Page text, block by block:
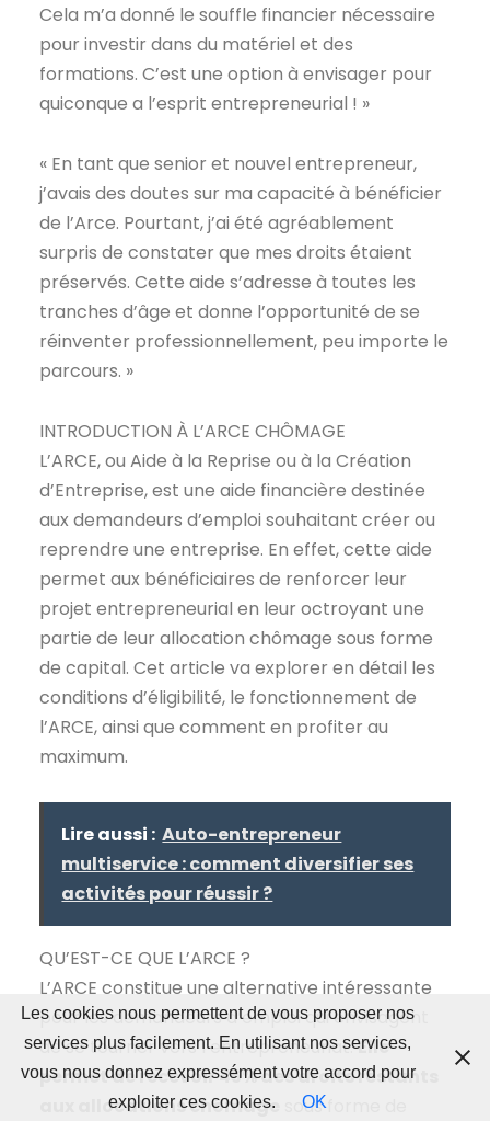
Cela m’a donné le souffle financier nécessaire
pour investir dans du matériel et des
formations. C’est une option à envisager pour
quiconque a l’esprit entrepreneurial ! »
« En tant que senior et nouvel entrepreneur,
j’avais des doutes sur ma capacité à bénéficier
de l’Arce. Pourtant, j’ai été agréablement
surpris de constater que mes droits étaient
préservés. Cette aide s’adresse à toutes les
tranches d’âge et donne l’opportunité de se
réinventer professionnellement, peu importe le
parcours. »
INTRODUCTION À L’ARCE CHÔMAGE
L’ARCE, ou Aide à la Reprise ou à la Création
d’Entreprise, est une aide financière destinée
aux demandeurs d’emploi souhaitant créer ou
reprendre une entreprise. En effet, cette aide
permet aux bénéficiaires de renforcer leur
projet entrepreneurial en leur octroyant une
partie de leur allocation chômage sous forme
de capital. Cet article va explorer en détail les
conditions d’éligibilité, le fonctionnement de
l’ARCE, ainsi que comment en profiter au
maximum.
Lire aussi : Auto-entrepreneur
multiservice : comment diversifier ses
activités pour réussir ?
QU’EST-CE QUE L’ARCE ?
L’ARCE constitue une alternative intéressante
pour les demandeurs d’emploi qui envisagent
de se tourner vers l’entrepreneuriat.Elle
permet de recevoir 45% des droits restants
aux allocations chômage
sous forme de
Les cookies nous permettent de vous proposer nos
services plus facilement. En utilisant nos services,
vous nous donnez expressément votre accord pour
exploiter ces cookies.
OK